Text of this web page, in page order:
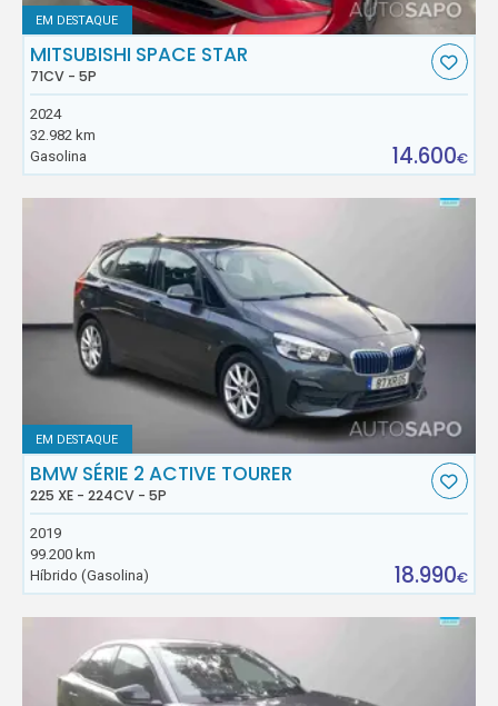
EM DESTAQUE
MITSUBISHI SPACE STAR
71CV - 5P
2024
32.982 km
Gasolina
14.600€
EM DESTAQUE
BMW SÉRIE 2 ACTIVE TOURER
225 XE - 224CV - 5P
2019
99.200 km
Híbrido (Gasolina)
18.990€